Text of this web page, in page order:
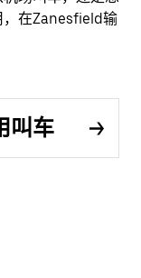
，在Zanesfield输
叫车